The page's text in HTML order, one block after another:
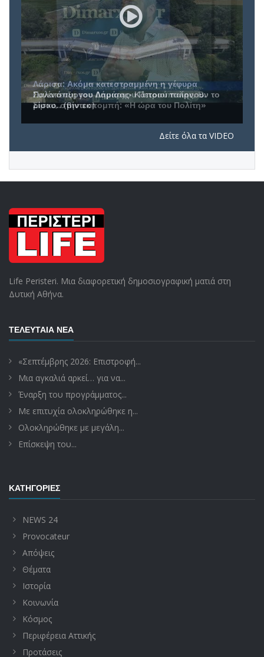
Συνέντευξη του Δημάρχου Πετρούπολης, Β.
Σίμου, στην εκπομπή: «Η ώρα του Πολίτη»
Δείτε όλα τα VIDEO
Life Peristeri. Μια διαφορετική δημοσιογραφική ματιά στη
Δυτική Αθήνα.
ΤΕΛΕΥΤΑΊΑ ΝΈΑ
«Σεπτέμβρης 2026: Επιστροφή...
Μια αγκαλιά αρκεί… για να...
Έναρξη του προγράμματος...
Με επιτυχία ολοκληρώθηκε η...
Ολοκληρώθηκε με μεγάλη...
Επίσκεψη του...
ΚΑΤΗΓΟΡΊΕΣ
NEWS 24
Provocateur
Απόψεις
Θέματα
Ιστορία
Κοινωνία
Κόσμος
Περιφέρεια Αττικής
Προτάσεις